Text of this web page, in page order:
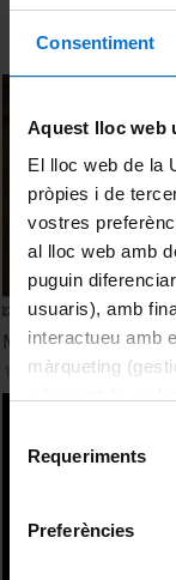
Consentiment
Aquest lloc web
El lloc web de la
pròpies i de
vostres
al lloc web amb
puguin
usuaris), amb
interactueu amb
màrqueting
consultar la
Requeriments
Preferències
MOOC, una
13 Junio, 2013